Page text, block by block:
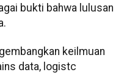
bukti bahwa lulusan
keilmuan
data, logistc